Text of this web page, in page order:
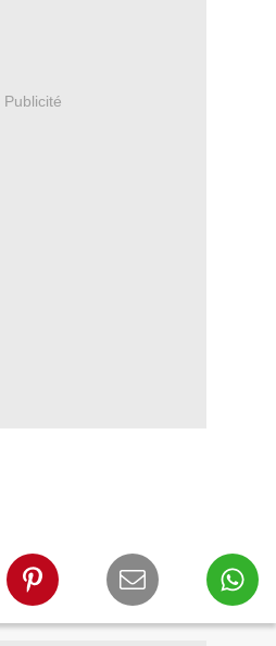
Publicité